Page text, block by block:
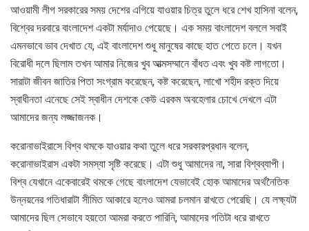
আওয়ামী লীগ সরকারের সময় দেশের এগিয়ে যাওয়ার চিত্র তুলে ধরে শেখ হাসিনা বলেন,
বিশ্বের দরবারে বাংলাদেশ একটা মর্যাদাও পেয়েছে। এক সময় বাংলাদেশ বললে সবাই
এমনভাবে ভাব দেখাত যে, এই বাংলাদেশ শুধু মানুষের কাছে হাত পেতে চলে। যখন
বিরোধী দলে ছিলাম তখন আমার নিজের খুব আত্মসম্মানে বাঁধত এবং খুব কষ্ট লাগতো।
সারাটা জীবন জাতির পিতা সংগ্রাম করেছেন, কষ্ট করেছেন, লাখো শহীদ রক্ত দিয়ে
স্বাধীনতা এনেছে সেই স্বাধীন দেশকে কেউ এরকম অবহেলার চোখে দেখলে এটা
আমাদের জন্য লজ্জাজনক।
করোনাভাইরাসে বিশ্ব থমকে যাওয়ার কথা তুলে ধরে সরকারপ্রধান বলেন,
করোনাভাইরাস একটা সমস্যা সৃষ্টি করেছে। এটা শুধু আমাদের না, সারা বিশ্বব্যাপী।
বিশ্ব যেখানে একেবারেই থমকে গেছে বাংলাদেশ যেভাবেই হোক আমাদের অর্থনৈতিক
উন্নয়নের গতিধারাটা সীমিত আকারে হলেও আমরা চলমান রাখতে পেরেছি। যে লক্ষ্যটা
আমাদের ছিল সেভাবে হয়তো আমরা করতে পারিনি, আমাদের গতিটা ধরে রাখতে